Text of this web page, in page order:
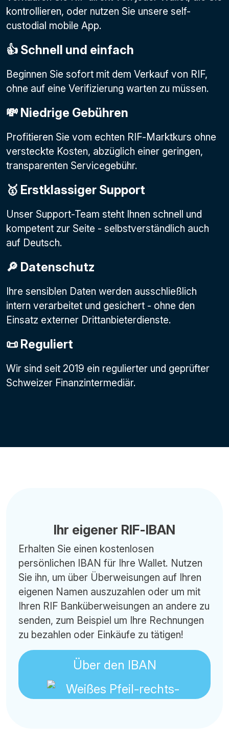
kontrollieren, oder nutzen Sie unsere self-
custodial mobile App.
👍 Schnell und einfach
Beginnen Sie sofort mit dem Verkauf von RIF,
ohne auf eine Verifizierung warten zu müssen.
💸 Niedrige Gebühren
Profitieren Sie vom echten RIF-Marktkurs ohne
versteckte Kosten, abzüglich einer geringen,
transparenten Servicegebühr.
🥇 Erstklassiger Support
Unser Support-Team steht Ihnen schnell und
kompetent zur Seite - selbstverständlich auch
auf Deutsch.
🔎 Datenschutz
Ihre sensiblen Daten werden ausschließlich
intern verarbeitet und gesichert - ohne den
Einsatz externer Drittanbieterdienste.
📜 Reguliert
Wir sind seit 2019 ein regulierter und geprüfter
Schweizer Finanzintermediär.
Ihr eigener RIF-IBAN
Erhalten Sie einen kostenlosen
persönlichen IBAN für Ihre Wallet. Nutzen
Sie ihn, um über Überweisungen auf Ihren
eigenen Namen auszuzahlen oder um mit
Ihren RIF Banküberweisungen an andere zu
senden, zum Beispiel um Ihre Rechnungen
zu bezahlen oder Einkäufe zu tätigen!
Über den IBAN